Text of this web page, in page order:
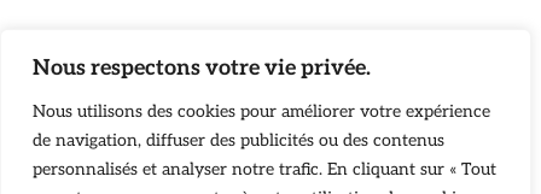
Nous respectons votre vie privée.
Nous utilisons des cookies pour améliorer votre expérience
de navigation, diffuser des publicités ou des contenus
personnalisés et analyser notre trafic. En cliquant sur « Tout